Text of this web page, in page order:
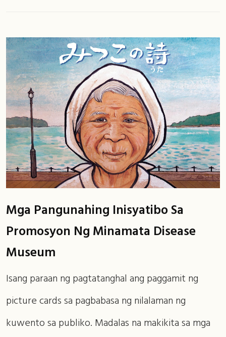
Mga Pangunahing Inisyatibo Sa
Promosyon Ng Minamata Disease
Museum
Isang paraan ng pagtatanghal ang paggamit ng
picture cards sa pagbabasa ng nilalaman ng
kuwento sa publiko. Madalas na makikita sa mga